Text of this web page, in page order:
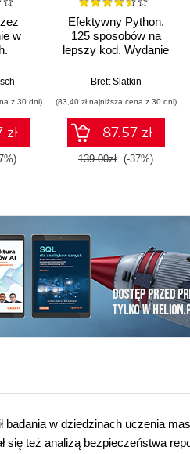
w
z 30 dni)
zł
Efektywny Python.
125 sposobów na
lepszy kod. Wydanie
Brett Slatkin
(83,40 zł najniższa cena z 30 dni)
87.57 zł
139.00zł (-37%)
badania w dziedzinach uczenia
się też analizą bezpieczeństwa